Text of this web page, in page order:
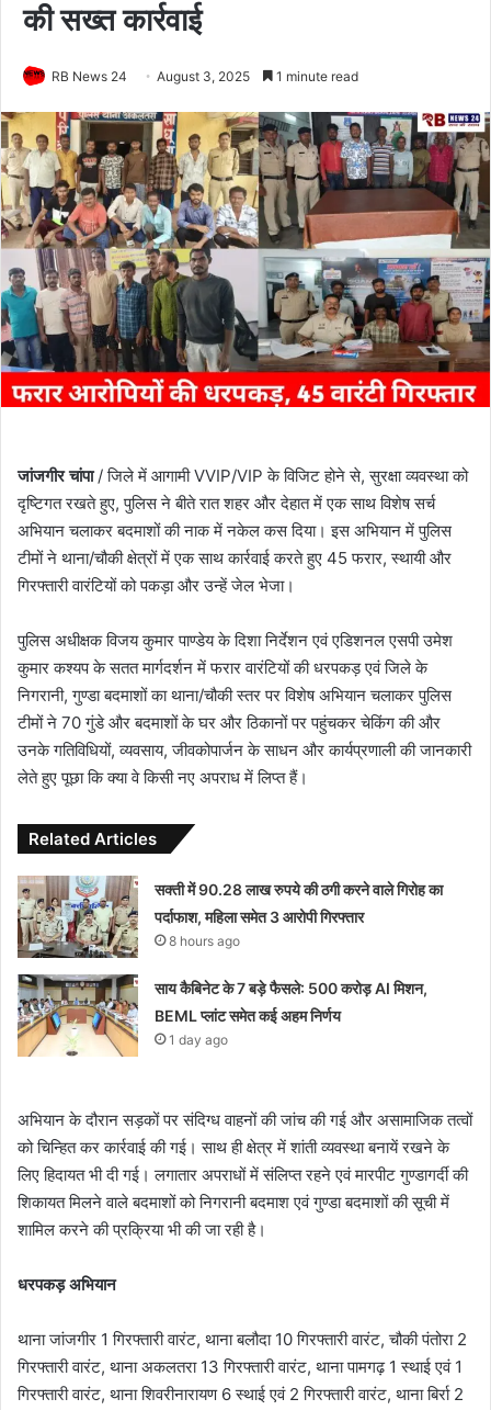
की सख्त कार्रवाई
RB News 24 August 3, 2025 1 minute read
जांजगीर चांपा/ जिले में आगामी VVIP/VIP के विजिट होने से, सुरक्षा व्यवस्था को
दृष्टिगत रखते हुए, पुलिस ने बीते रात शहर और देहात में एक साथ विशेष सर्च
अभियान चलाकर बदमाशों की नाक में नकेल कस दिया। इस अभियान में पुलिस
टीमों ने थाना/चौकी क्षेत्रों में एक साथ कार्रवाई करते हुए 45 फरार, स्थायी और
गिरफ्तारी वारंटियों को पकड़ा और उन्हें जेल भेजा।
पुलिस अधीक्षक विजय कुमार पाण्डेय के दिशा निर्देशन एवं एडिशनल एसपी उमेश
कुमार कश्यप के सतत मार्गदर्शन में फरार वारंटियों की धरपकड़ एवं जिले के
निगरानी, गुण्डा बदमाशों का थाना/चौकी स्तर पर विशेष अभियान चलाकर पुलिस
टीमों ने 70 गुंडे और बदमाशों के घर और ठिकानों पर पहुंचकर चेकिंग की और
उनके गतिविधियों, व्यवसाय, जीवकोपार्जन के साधन और कार्यप्रणाली की जानकारी
लेते हुए पूछा कि क्या वे किसी नए अपराध में लिप्त हैं।
Related Articles
सक्ती में 90.28 लाख रुपये की ठगी करने वाले गिरोह का
पर्दाफाश, महिला समेत 3 आरोपी गिरफ्तार
8 hours ago
साय कैबिनेट के 7 बड़े फैसले: 500 करोड़ AI मिशन,
BEML प्लांट समेत कई अहम निर्णय
1 day ago
अभियान के दौरान सड़कों पर संदिग्ध वाहनों की जांच की गई और असामाजिक तत्वों
को चिन्हित कर कार्रवाई की गई। साथ ही क्षेत्र में शांती व्यवस्था बनायें रखने के
लिए हिदायत भी दी गई। लगातार अपराधों में संलिप्त रहने एवं मारपीट गुण्डागर्दी की
शिकायत मिलने वाले बदमाशों को निगरानी बदमाश एवं गुण्डा बदमाशों की सूची में
शामिल करने की प्रक्रिया भी की जा रही है।
धरपकड़ अभियान
थाना जांजगीर 1 गिरफ्तारी वारंट, थाना बलौदा 10 गिरफ्तारी वारंट, चौकी पंतोरा 2
गिरफ्तारी वारंट, थाना अकलतरा 13 गिरफ्तारी वारंट, थाना पामगढ़ 1 स्थाई एवं 1
गिरफ्तारी वारंट, थाना शिवरीनारायण 6 स्थाई एवं 2 गिरफ्तारी वारंट, थाना बिर्रा 2